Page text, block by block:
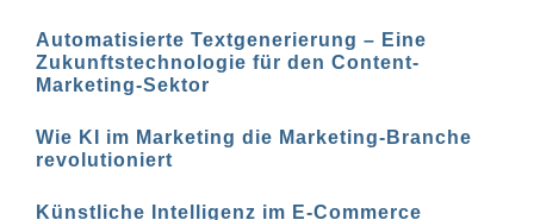
Automatisierte Textgenerierung – Eine
Zukunftstechnologie für den Content-
Marketing-Sektor
Wie KI im Marketing die Marketing-Branche
revolutioniert
Künstliche Intelligenz im E-Commerce